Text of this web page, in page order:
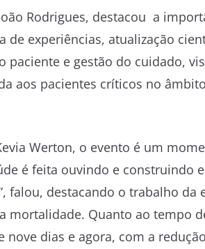
Rodrigues, destacou a
experiências, atualização
paciente e gestão do cuidado,
aos pacientes críticos no
Werton, o evento é um
é feita ouvindo e construindo
falou, destacando o trabalho da
mortalidade. Quanto ao tempo
dias e agora, com a